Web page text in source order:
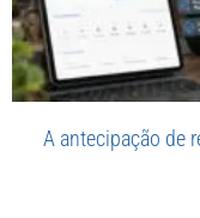
A antecipação de